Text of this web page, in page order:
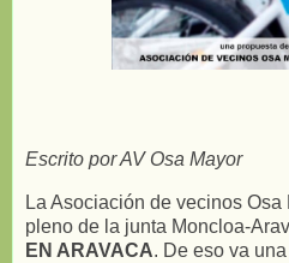
Escrito por AV Osa Mayor
La Asociación de vecinos Osa
pleno de la junta Moncloa-
EN ARAVACA. De eso va